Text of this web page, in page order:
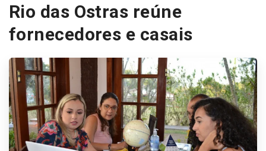
Rio das Ostras reúne
fornecedores e casais